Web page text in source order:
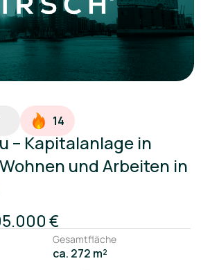
14
– Kapitalanlage in
und Arbeiten in
€
Gesamtfläche
ca. 272 m²